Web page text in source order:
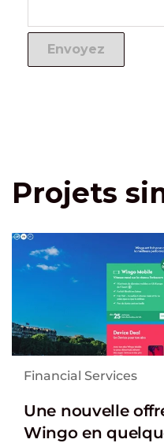
Projets
Financial Services
Une nouvelle
Wingo en